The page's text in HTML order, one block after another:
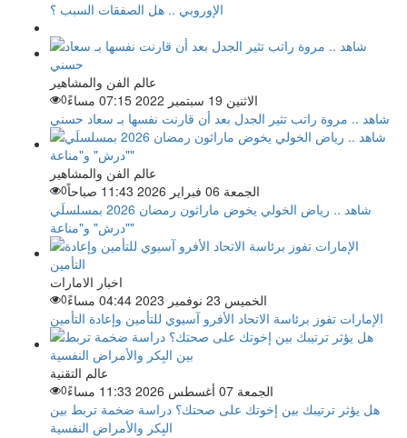
الإوروبي .. هل الصفقات السبب ؟
عالم الفن والمشاهير
الاثنين 19 سبتمبر 2022 07:15 مساءً
0
شاهد .. مروة راتب تثير الجدل بعد أن قارنت نفسها بـ سعاد حسني
عالم الفن والمشاهير
الجمعة 06 فبراير 2026 11:43 صباحاً
0
شاهد .. رياض الخولي يخوض ماراثون رمضان 2026 بمسلسلَي
"درش" و"مناعة"
اخبار الامارات
الخميس 23 نوفمبر 2023 04:44 مساءً
0
الإمارات تفوز برئاسة الاتحاد الأفرو آسيوي للتأمين وإعادة التأمين
عالم التقنية
الجمعة 07 أغسطس 2026 11:33 مساءً
0
هل يؤثر ترتيبك بين إخوتك على صحتك؟ دراسة ضخمة تربط بين
البِكر والأمراض النفسية